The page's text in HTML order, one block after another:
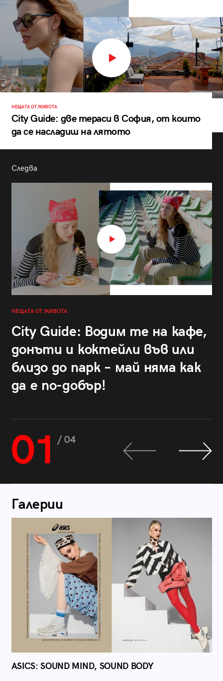
НЕЩАТА ОТ ЖИВОТА
City Guide: две тераси в София, от които
да се насладиш на лятото
Следва
НЕЩАТА ОТ ЖИВОТА
City Guide: Водим те на кафе,
донъти и коктейли във или
близо до парк – май няма как
да е по-добър!
01 / 04
Галерии
ASICS: SOUND MIND, SOUND BODY